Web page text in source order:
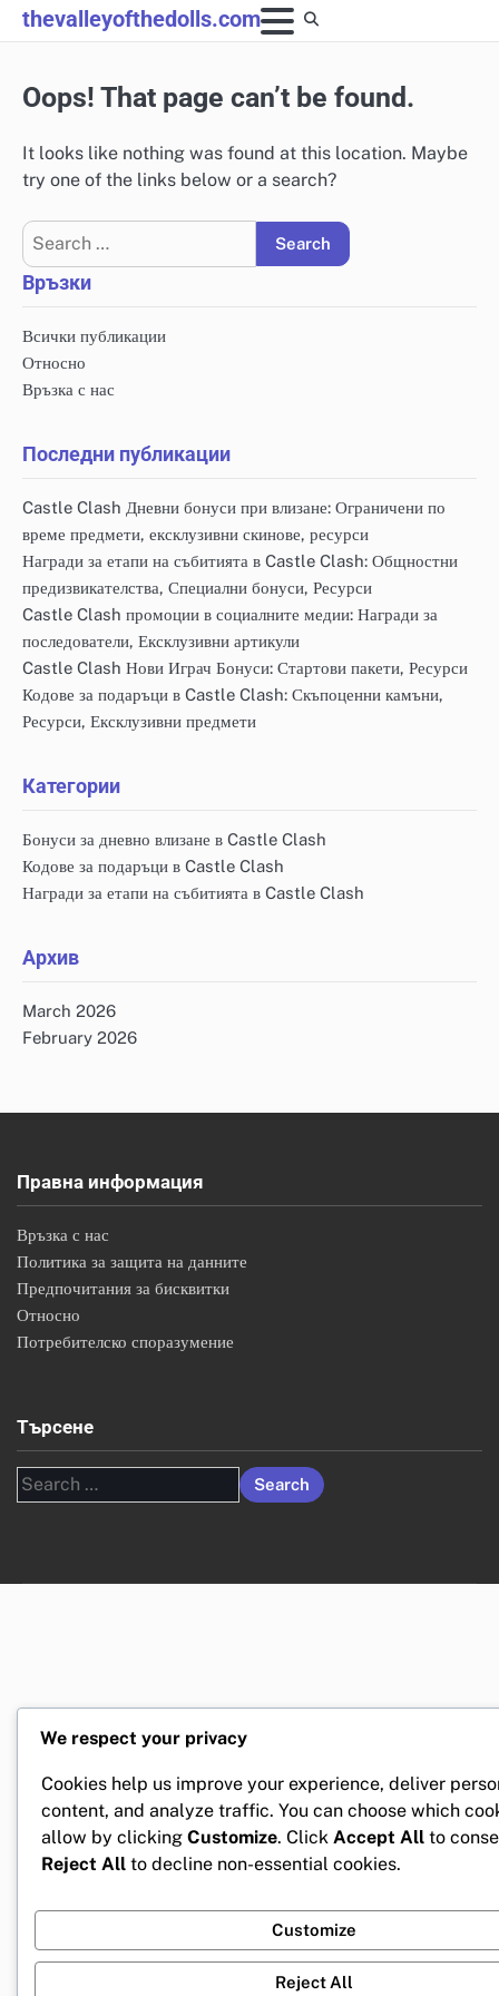
Skip
to
thevalleyofthedolls.com
Oops! That page can’t be found.
It looks like nothing was found at this location. Maybe
try one of the links below or a search?
Search
for:
Връзки
Всички публикации
Относно
Връзка с нас
Последни публикации
Castle Clash Дневни бонуси при влизане: Ограничени по
време предмети, ексклузивни скинове, ресурси
Награди за етапи на събитията в Castle Clash: Общностни
предизвикателства, Специални бонуси, Ресурси
Castle Clash промоции в социалните медии: Награди за
последователи, Ексклузивни артикули
Castle Clash Нови Играч Бонуси: Стартови пакети, Ресурси
Кодове за подаръци в Castle Clash: Скъпоценни камъни,
Ресурси, Ексклузивни предмети
Категории
Бонуси за дневно влизане в Castle Clash
Кодове за подаръци в Castle Clash
Награди за етапи на събитията в Castle Clash
Архив
March 2026
February 2026
Правна информация
Връзка с нас
Политика за защита на данните
Предпочитания за бисквитки
Относно
Потребителско споразумение
Търсене
Search
for:
We respect your privacy
Cookies help us improve your experience, deliver
content, and analyze traffic. You can choose which
allow by clicking Customize. Click Accept All to
Reject All to decline non-essential cookies.
Customize
Reject All